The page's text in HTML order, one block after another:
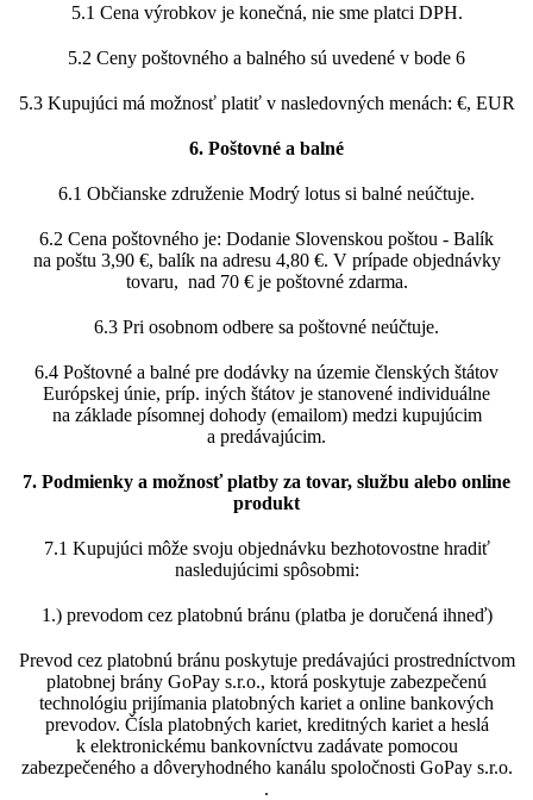
5.1 Cena výrobkov je konečná, nie sme platci DPH.
5.2 Ceny poštovného a balného sú uvedené v bode 6
5.3 Kupujúci má možnosť platiť v nasledovných menách: €, EUR
6. Poštovné a balné
6.1 Občianske združenie Modrý lotus si balné neúčtuje.
6.2 Cena poštovného je: Dodanie Slovenskou poštou - Balík
na poštu 3,90 €, balík na adresu 4,80 €. V prípade objednávky
tovaru, nad 70 € je poštovné zdarma.
6.3 Pri osobnom odbere sa poštovné neúčtuje.
6.4 Poštovné a balné pre dodávky na územie členských štátov
Európskej únie, príp. iných štátov je stanovené individuálne
na základe písomnej dohody (emailom) medzi kupujúcim
a predávajúcim.
7. Podmienky a možnosť platby za tovar, službu alebo online
produkt
7.1 Kupujúci môže svoju objednávku bezhotovostne hradiť
nasledujúcimi spôsobmi:
1.) prevodom cez platobnú bránu (platba je doručená ihneď)
Prevod cez platobnú bránu poskytuje predávajúci prostredníctvom
platobnej brány GoPay s.r.o., ktorá poskytuje zabezpečenú
technológiu prijímania platobných kariet a online bankových
prevodov. Čísla platobných kariet, kreditných kariet a heslá
k elektronickému bankovníctvu zadávate pomocou
zabezpečeného a dôveryhodného kanálu spoločnosti GoPay s.r.o.
.